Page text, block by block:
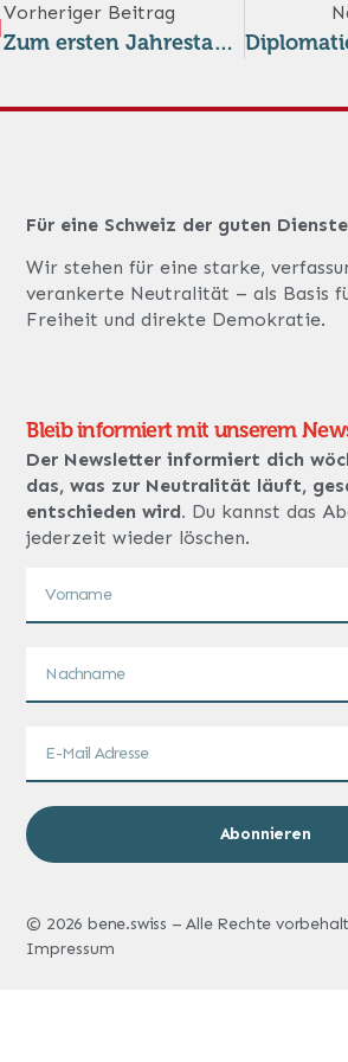
Vorheriger Beitrag
Zum ersten Jahrestag der „Kampagne für ein neutrales Deutschland“
Für eine Schweiz der guten Dienste
Wir stehen für eine starke,
verankerte Neutralität – als Basis
Freiheit und direkte Demokratie.
Bleib informiert mit unserem
Der Newsletter informiert dich
das, was zur Neutralität läuft,
entschieden wird. Du kannst das
jederzeit wieder löschen.
Abonnieren
© 2026 bene.swiss – Alle Rechte
Impressum